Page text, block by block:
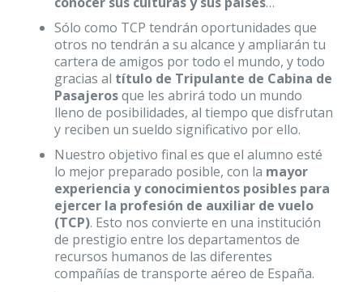
Sólo como TCP tendrán oportunidades que
otros no tendrán a su alcance y ampliarán tu
cartera de amigos por todo el mundo, y todo
gracias al título de Tripulante de Cabina de
Pasajerosque les abrirá todo un mundo
lleno de posibilidades, al tiempo que disfrutan
y reciben un sueldo significativo por ello.
Nuestro objetivo final es que el alumno esté
lo mejor preparado posible, con la mayor
experiencia y conocimientos posibles para
ejercer la profesión de auxiliar de vuelo
(TCP). Esto nos convierte en una institución
de prestigio entre los departamentos de
recursos humanos de las diferentes
compañías de transporte aéreo de España.